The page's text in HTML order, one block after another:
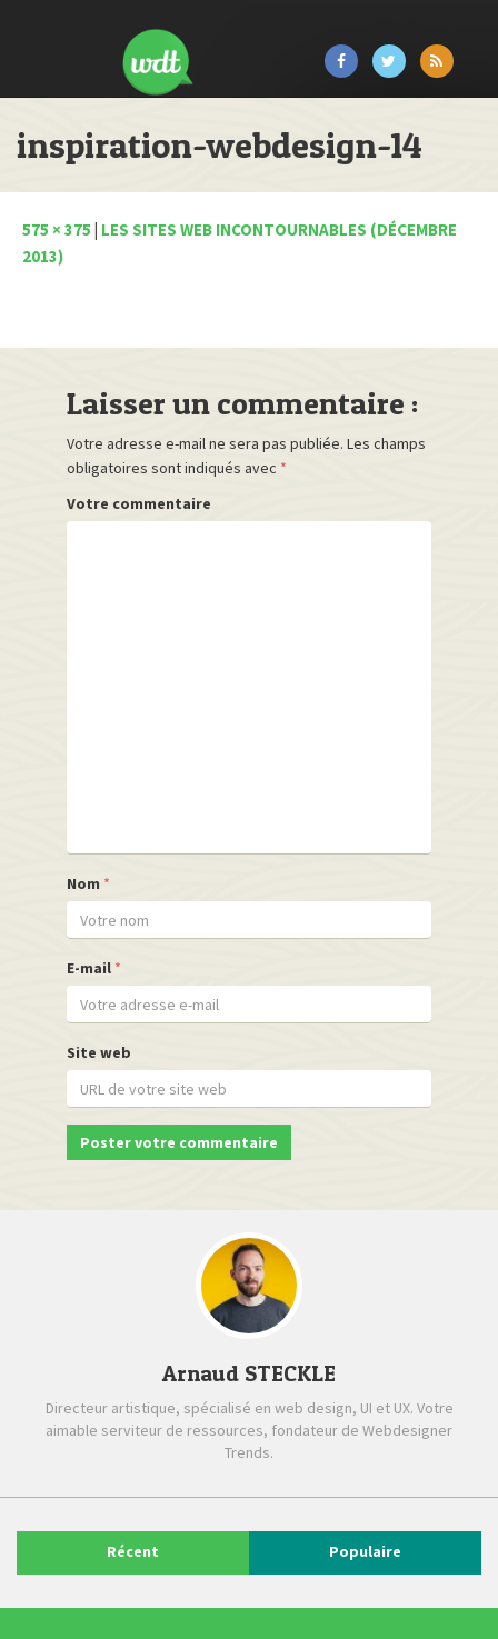
inspiration-webdesign-14
575 × 375 | LES SITES WEB INCONTOURNABLES (DÉCEMBRE
2013)
Laisser un commentaire :
Votre adresse e-mail ne sera pas publiée. Les champs
obligatoires sont indiqués avec *
Votre commentaire
Nom *
E-mail *
Site web
Arnaud STECKLE
Directeur artistique, spécialisé en web design, UI et UX. Votre
aimable serviteur de ressources, fondateur de Webdesigner
Trends.
Récent Populaire